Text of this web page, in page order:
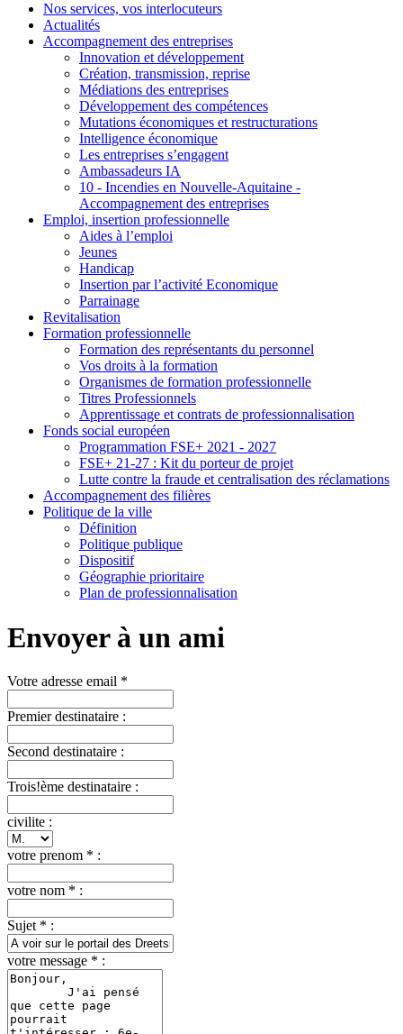
Nos services, vos interlocuteurs
Actualités
Accompagnement des entreprises
Innovation et développement
Création, transmission, reprise
Médiations des entreprises
Développement des compétences
Mutations économiques et restructurations
Intelligence économique
Les entreprises s’engagent
Ambassadeurs IA
10 - Incendies en Nouvelle-Aquitaine -
Accompagnement des entreprises
Emploi, insertion professionnelle
Aides à l’emploi
Jeunes
Handicap
Insertion par l’activité Economique
Parrainage
Revitalisation
Formation professionnelle
Formation des représentants du personnel
Vos droits à la formation
Organismes de formation professionnelle
Titres Professionnels
Apprentissage et contrats de professionnalisation
Fonds social européen
Programmation FSE+ 2021 - 2027
FSE+ 21-27 : Kit du porteur de projet
Lutte contre la fraude et centralisation des réclamations
Accompagnement des filières
Politique de la ville
Définition
Politique publique
Dispositif
Géographie prioritaire
Plan de professionnalisation
Envoyer à un ami
Votre adresse email *
Premier destinataire :
Second destinataire :
Trois!ème destinataire :
civilite :
votre prenom * :
votre nom * :
Sujet * :
votre message * :